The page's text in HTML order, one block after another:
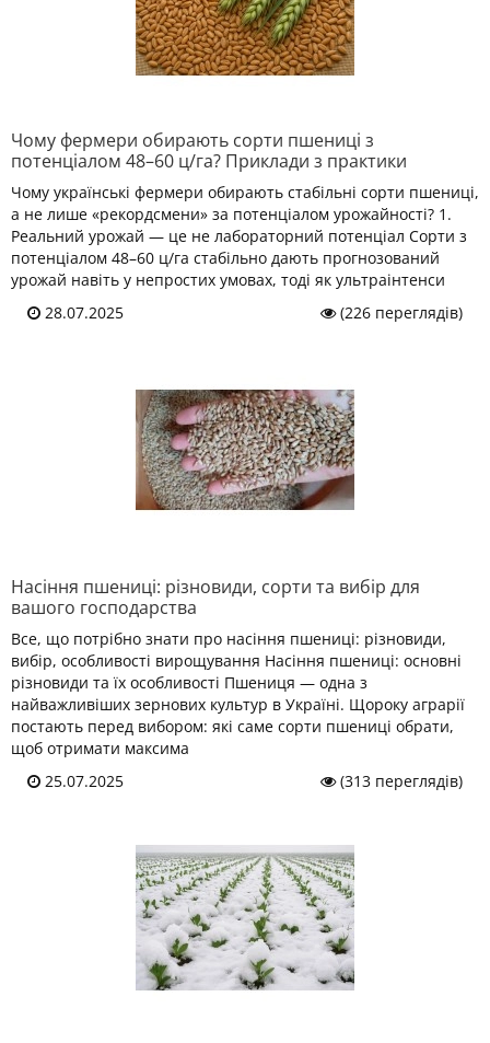
Чому фермери обирають сорти пшениці з
потенціалом 48–60 ц/га? Приклади з практики
Чому українські фермери обирають стабільні сорти пшениці,
а не лише «рекордсмени» за потенціалом урожайності? 1.
Реальний урожай — це не лабораторний потенціал Сорти з
потенціалом 48–60 ц/га стабільно дають прогнозований
урожай навіть у непростих умовах, тоді як ультраінтенси
28.07.2025
(226 переглядів)
Насіння пшениці: різновиди, сорти та вибір для
вашого господарства
Все, що потрібно знати про насіння пшениці: різновиди,
вибір, особливості вирощування Насіння пшениці: основні
різновиди та їх особливості Пшениця — одна з
найважливіших зернових культур в Україні. Щороку аграрії
постають перед вибором: які саме сорти пшениці обрати,
щоб отримати максима
25.07.2025
(313 переглядів)